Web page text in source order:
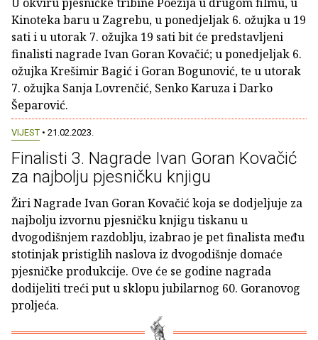
Kinoteka baru u Zagrebu, u ponedjeljak 6. ožujka u 19
sati i u utorak 7. ožujka 19 sati bit će predstavljeni
finalisti nagrade Ivan Goran Kovačić; u ponedjeljak 6.
ožujka Krešimir Bagić i Goran Bogunović, te u utorak
7. ožujka Sanja Lovrenčić, Senko Karuza i Darko
Šeparović.
VIJEST • 21.02.2023.
Finalisti 3. Nagrade Ivan Goran Kovačić
za najbolju pjesničku knjigu
Žiri Nagrade Ivan Goran Kovačić koja se dodjeljuje za
najbolju izvornu pjesničku knjigu tiskanu u
dvogodišnjem razdoblju, izabrao je pet finalista među
stotinjak pristiglih naslova iz dvogodišnje domaće
pjesničke produkcije. Ove će se godine nagrada
dodijeliti treći put u sklopu jubilarnog 60. Goranovog
proljeća.